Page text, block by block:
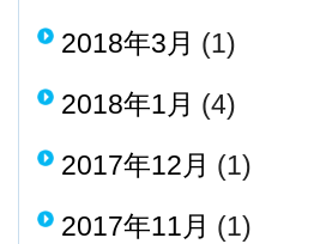
2018年3月 (1)
2018年1月 (4)
2017年12月 (1)
2017年11月 (1)